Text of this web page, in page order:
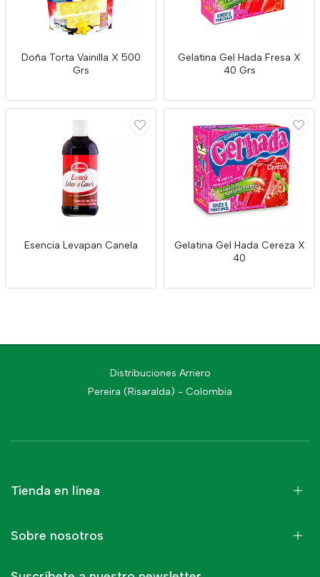
Doña Torta Vainilla X 500
Grs
Gelatina Gel Hada Fresa X
40 Grs
Esencia Levapan Canela
Gelatina Gel Hada Cereza X
40
Distribuciones Arriero
Pereira (Risaralda) - Colombia
Tienda en línea
Sobre nosotros